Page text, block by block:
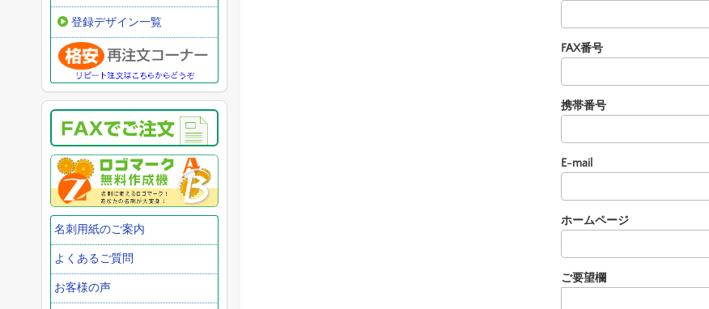
FAX番号
携帯番号
E-mail
ホームページ
ご要望欄
登録デザイン一覧
名刺用紙のご案内
よくあるご質問
お客様の声